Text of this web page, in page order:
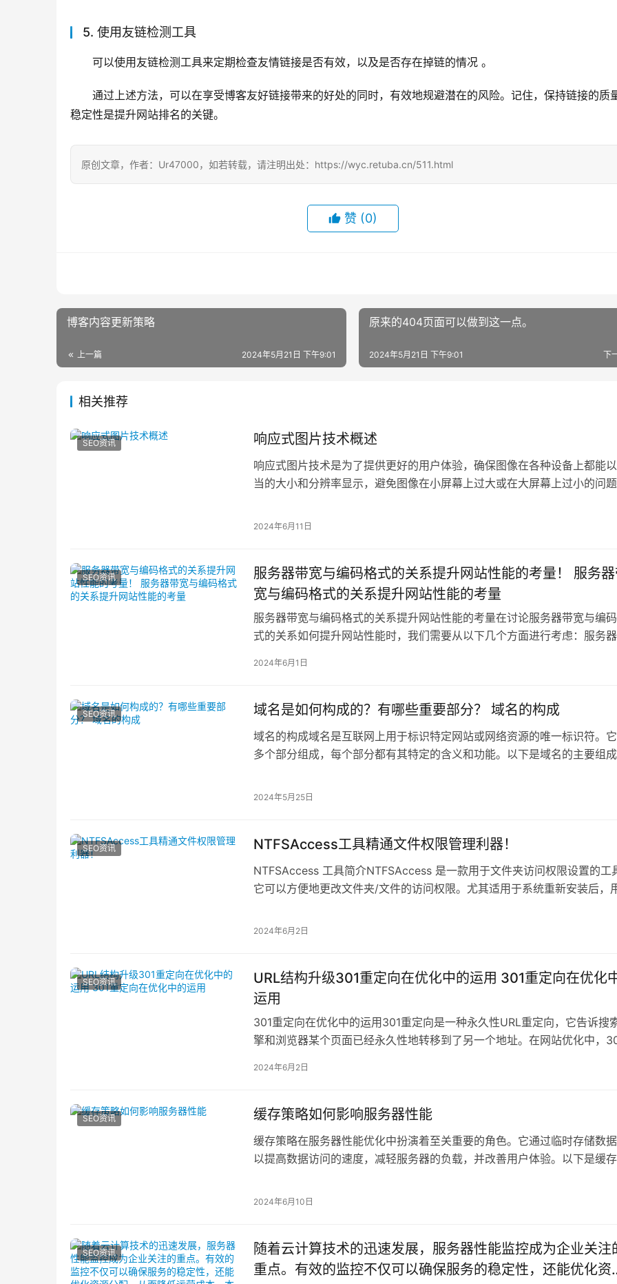
5. 使用友链检测工具
可以使用友链检测工具来定期检查友情链接是否有效，以及是否存在掉链的情况 。
通过上述方法，可以在享受博客友好链接带来的好处的同时，有效地规避潜在的风险。记住，保持链接的质
稳定性是提升网站排名的关键。
原创文章，作者：Ur47000，如若转载，请注明出处：https://wyc.retuba.cn/511.html
赞 (0)
博客内容更新策略
上一篇 2024年5月21日 下午9:01
原来的404页面可以做到这一点。
下
2024年5月21日 下午9:01
相关推荐
SEO资讯 响应式图片技术概述
响应式图片技术是为了提供更好的用户体验，确保图像在各种设备上都能
当的大小和分辨率显示，避免图像在小屏幕上过大或在大屏幕上过小的问题
2024年6月11日
SEO资讯
服务器带宽与编码格式的关系提升网站性能的考量！ 服务
宽与编码格式的关系提升网站性能的考量
服务器带宽与编码格式的关系提升网站性能的考量在讨论服务器带宽与编
式的关系如何提升网站性能时，我们需要从以下几个方面进行考虑：服务器
2024年6月1日
SEO资讯 域名是如何构成的？有哪些重要部分？ 域名的构成
域名的构成域名是互联网上用于标识特定网站或网络资源的唯一标识符。
多个部分组成，每个部分都有其特定的含义和功能。以下是域名的主要组成
2024年5月25日
SEO资讯 NTFSAccess工具精通文件权限管理利器！
NTFSAccess 工具简介NTFSAccess 是一款用于文件夹访问权限设置的工
它可以方便地更改文件夹/文件的访问权限。尤其适用于系统重新安装后，
2024年6月2日
SEO资讯
URL结构升级301重定向在优化中的运用 301重定向在优化
运用
301重定向在优化中的运用301重定向是一种永久性URL重定向，它告诉搜
擎和浏览器某个页面已经永久性地转移到了另一个地址。在网站优化中，
2024年6月2日
SEO资讯 缓存策略如何影响服务器性能
缓存策略在服务器性能优化中扮演着至关重要的角色。它通过临时存储数据
以提高数据访问的速度，减轻服务器的负载，并改善用户体验。以下是缓存
2024年6月10日
SEO资讯
随着云计算技术的迅速发展，服务器性能监控成为企业关注
重点。有效的监控不仅可以确保服务的稳定性，还能优化资